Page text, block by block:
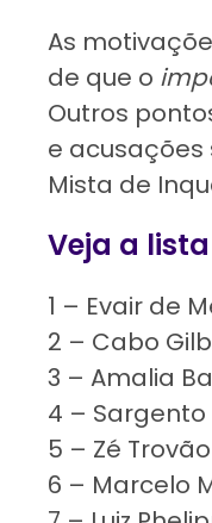
As
de que o
Outros
e
Mista de
Veja a
1 – Evair de
2 – Cabo
3 – Amalia
4 – Sargento
5 – Zé
6 – Marcelo